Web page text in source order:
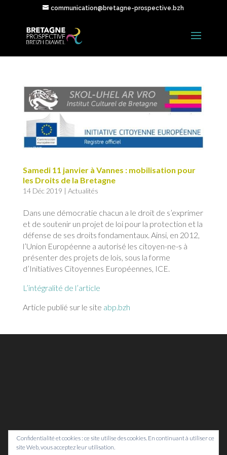
communication@bretagne-prospective.bzh
Samedi 11 janvier à Vannes : mobilisation pour
les Droits de la Bretagne
14 Déc 2019 | Actualités
Dans une démocratie chacun a le droit de s’exprimer
et de soutenir un projet de loi pour la protection et la
défense de ses droits fondamentaux. Ainsi, en 2012,
l’Union Européenne a autorisé les citoyen-ne-s à
présenter des projets de lois, sous la forme
d’Initiatives Citoyennes Européennes, ICE.
L’intégralité de l’article
Article publié sur le site abp.bzh
Confidentialité et cookies : ce site utilise des cookies. En continuant à utiliser ce
site Web, vous acceptez leur utilisation.